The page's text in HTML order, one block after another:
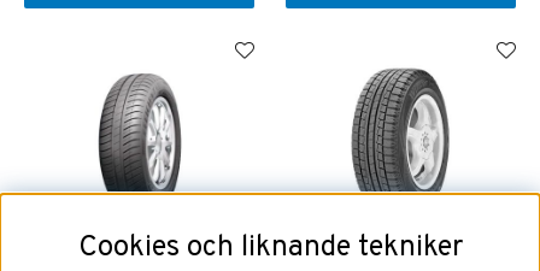
155/65R13 GOODYEAR
155/70R13 75Q Hankook W
Cookies och liknande tekniker